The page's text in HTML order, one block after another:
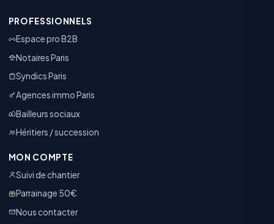
PROFESSIONNELS
Espace pro B2B
Notaires Paris
Syndics Paris
Agences immo Paris
Bailleurs sociaux
Héritiers / succession
MON COMPTE
Suivi de chantier
Parrainage 50€
Nous contacter